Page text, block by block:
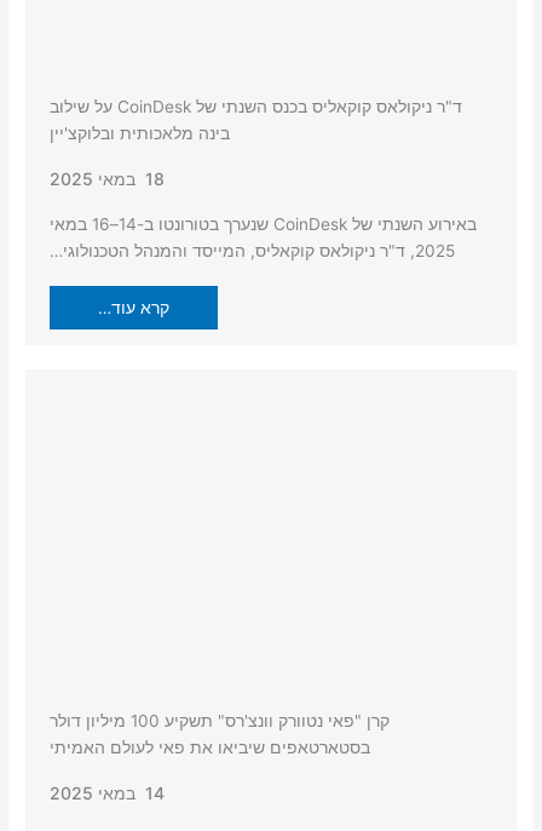
ד"ר ניקולאס קוקאליס בכנס השנתי של CoinDesk על שילוב
בינה מלאכותית ובלוקצ'יין
18 במאי 2025
באירוע השנתי של CoinDesk שנערך בטורונטו ב-14–16 במאי
2025, ד"ר ניקולאס קוקאליס, המייסד והמנהל הטכנולוגי…
קרא עוד…
קרן "פאי נטוורק וונצ'רס" תשקיע 100 מיליון דולר
בסטארטאפים שיביאו את פאי לעולם האמיתי
14 במאי 2025